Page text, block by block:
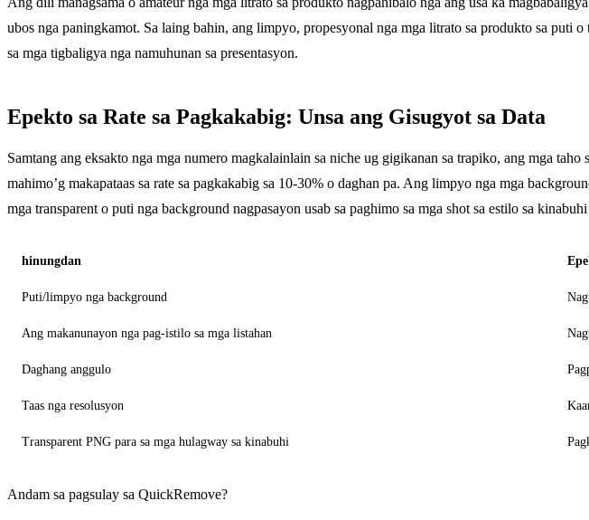
ubos nga paningkamot. Sa laing bahin, ang limpyo, propesyonal nga mga litrato sa produkto sa puti
sa mga tigbaligya nga namuhunan sa presentasyon.
Epekto sa Rate sa Pagkakabig: Unsa ang Gisugyot sa Data
Samtang ang eksakto nga mga numero magkalainlain sa niche ug gigikanan sa trapiko, ang mga
mahimo’g makapataas sa rate sa pagkakabig sa 10-30% o daghan pa. Ang limpyo nga mga
mga transparent o puti nga background nagpasayon ​​usab sa paghimo sa mga shot sa estilo sa
hinungdan
Puti/limpyo nga background
Ang makanunayon nga pag-istilo sa mga listahan
Daghang anggulo
Taas nga resolusyon
Transparent PNG para sa mga hulagway sa kinabuhi
Andam sa pagsulay sa QuickRemove?